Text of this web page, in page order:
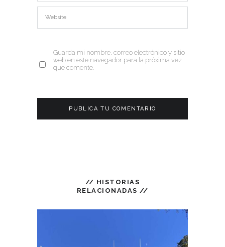
Guarda mi nombre, correo electrónico y sitio
web en este navegador para la próxima vez
que comente.
// HISTORIAS
RELACIONADAS //